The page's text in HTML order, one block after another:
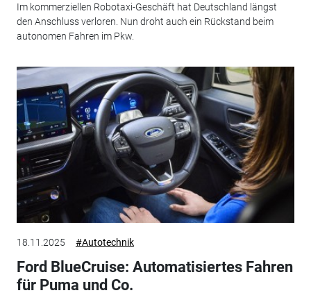
Im kommerziellen Robotaxi-Geschäft hat Deutschland längst
den Anschluss verloren. Nun droht auch ein Rückstand beim
autonomen Fahren im Pkw.
18.11.2025 #Autotechnik
Ford BlueCruise: Automatisiertes Fahren
für Puma und Co.